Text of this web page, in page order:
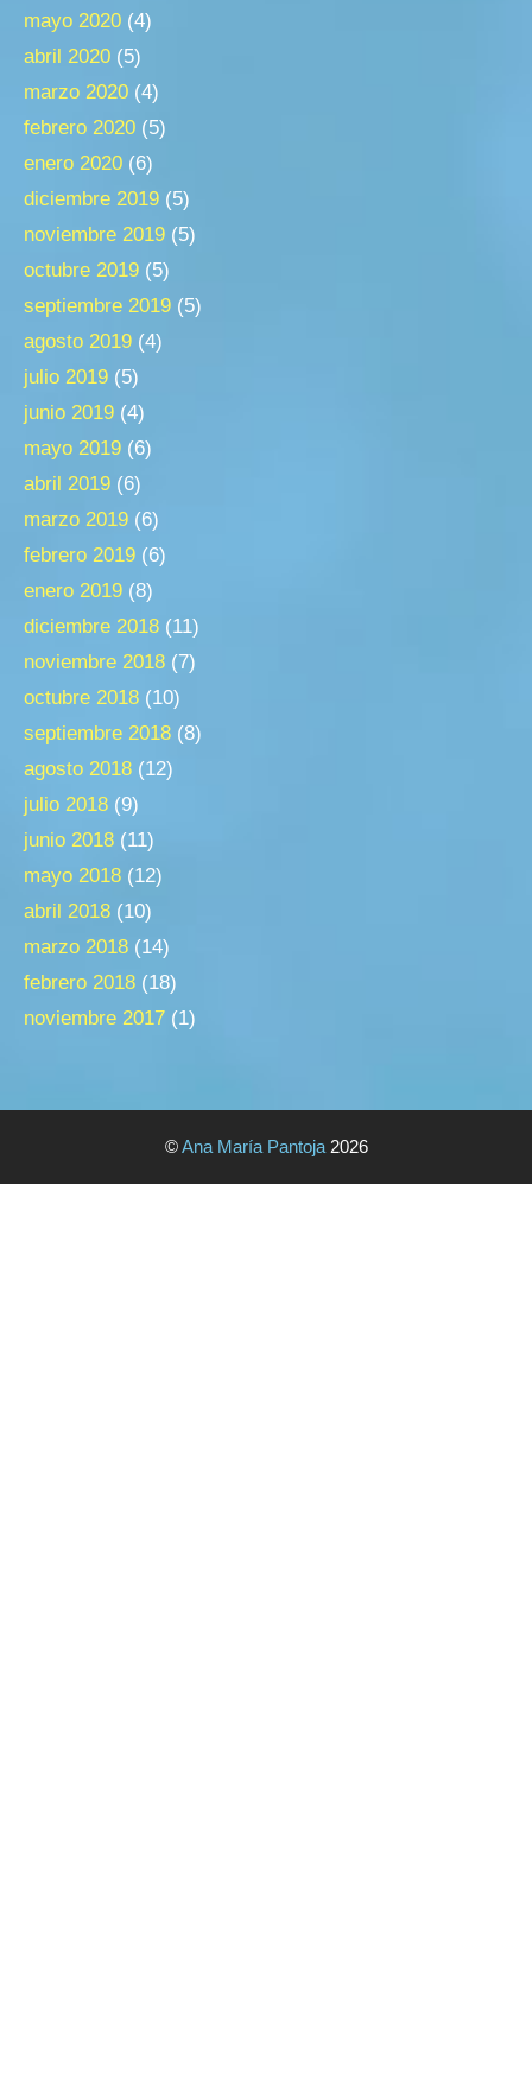
mayo 2020 (4)
abril 2020 (5)
marzo 2020 (4)
febrero 2020 (5)
enero 2020 (6)
diciembre 2019 (5)
noviembre 2019 (5)
octubre 2019 (5)
septiembre 2019 (5)
agosto 2019 (4)
julio 2019 (5)
junio 2019 (4)
mayo 2019 (6)
abril 2019 (6)
marzo 2019 (6)
febrero 2019 (6)
enero 2019 (8)
diciembre 2018 (11)
noviembre 2018 (7)
octubre 2018 (10)
septiembre 2018 (8)
agosto 2018 (12)
julio 2018 (9)
junio 2018 (11)
mayo 2018 (12)
abril 2018 (10)
marzo 2018 (14)
febrero 2018 (18)
noviembre 2017 (1)
©Ana María Pantoja2026